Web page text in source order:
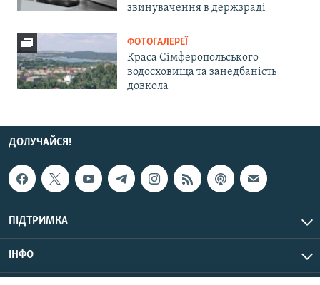
звинувачення в держзраді
ФОТОГАЛЕРЕЇ
Краса Сімферопольського
водосховища та занедбаність
довкола
ДОЛУЧАЙСЯ!
ПІДТРИМКА
ІНФО